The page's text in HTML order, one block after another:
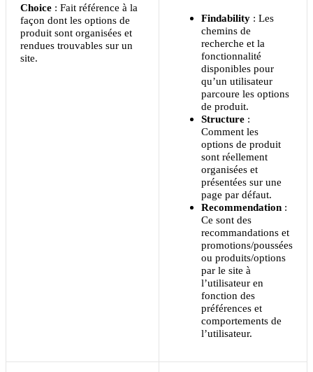
Choice : Fait référence à la
façon dont les options de
produit sont organisées et
rendues trouvables sur un
site.
Findability : Les
chemins de
recherche et la
fonctionnalité
disponibles pour
qu’un utilisateur
parcoure les options
de produit.
Structure :
Comment les
options de produit
sont réellement
organisées et
présentées sur une
page par défaut.
Recommendation :
Ce sont des
recommandations et
promotions/poussées
ou produits/options
par le site à
l’utilisateur en
fonction des
préférences et
comportements de
l’utilisateur.